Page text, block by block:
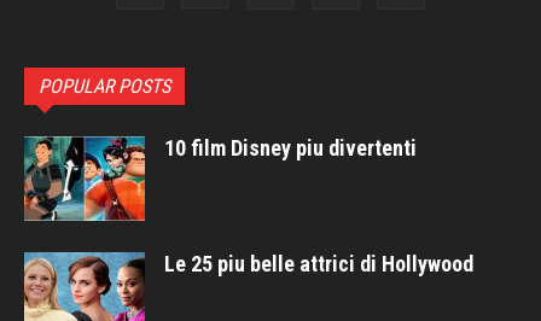
POPULAR POSTS
10 film Disney piu divertenti
Le 25 piu belle attrici di Hollywood